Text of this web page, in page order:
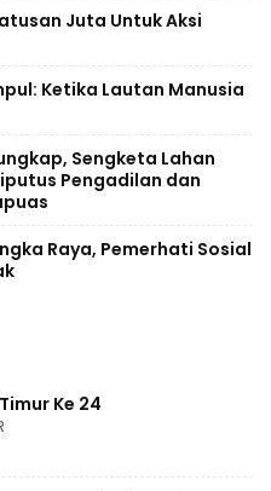
Juta Untuk Aksi
Ketika Lautan Manusia
Sengketa Lahan
Pengadilan dan
Raya, Pemerhati Sosial
Ke 24